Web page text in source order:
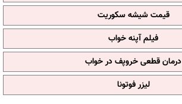
قیمت شیشه سکوریت
فیلم آپنه خواب
درمان قطعی خروپف در خواب
لیزر فوتونا